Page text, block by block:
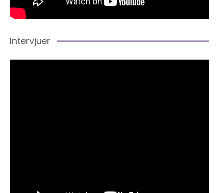
Intervjuer